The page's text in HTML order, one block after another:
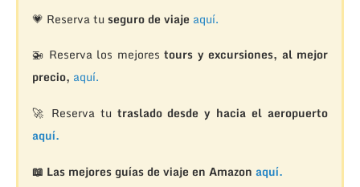
💗 Reserva tu seguro de viaje aquí.
🚁 Reserva los mejorestours y excursiones, al mejor
precio, aquí.
🚀 Reserva tu traslado desde y hacia el aeropuerto
aquí.
📖 Las mejores guías de viaje en Amazon aquí.